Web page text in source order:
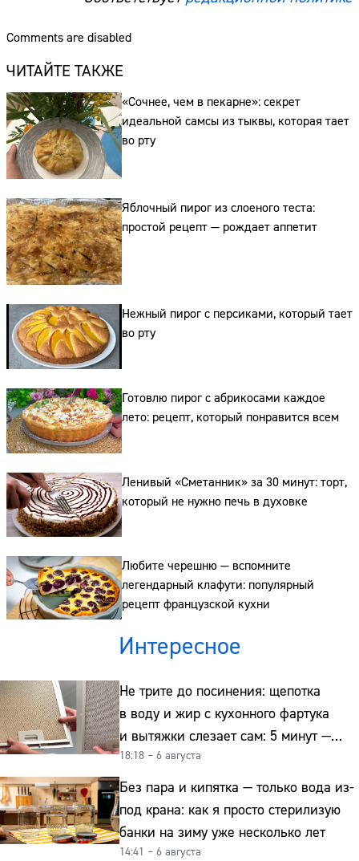
Comments are disabled
ЧИТАЙТЕ ТАКЖЕ
«Сочнее, чем в пекарне»: секрет
идеальной самсы из тыквы, которая тает
во рту
Яблочный пирог из слоеного теста:
простой рецепт — рождает аппетит
Нежный пирог с персиками, который тает
во рту
Готовлю пирог с абрикосами каждое
лето: рецепт, который понравится всем
Ленивый «Сметанник» за 30 минут: торт,
который не нужно печь в духовке
Любите черешню — вспомните
легендарный клафути: популярный
рецепт французской кухни
Интересное
Не трите до посинения: щепотка
в воду и жир с кухонного фартука
и вытяжки слезает сам: 5 минут —
и сверкает как новая
18:18 – 6 августа
Без пара и кипятка — только вода из-
под крана: как я просто стерилизую
банки на зиму уже несколько лет
14:41 – 6 августа
Телефон: